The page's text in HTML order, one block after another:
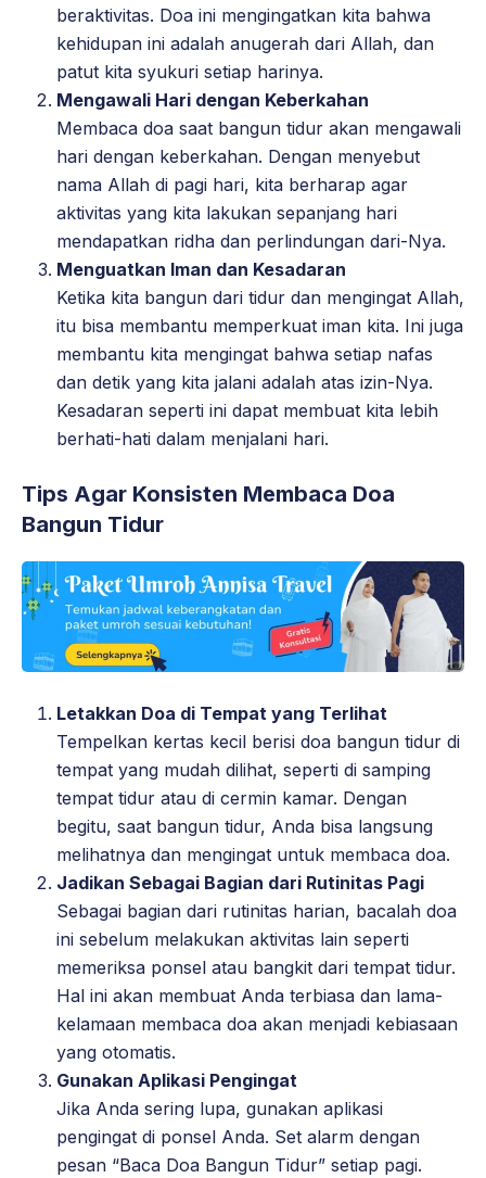
beraktivitas. Doa ini mengingatkan kita bahwa
kehidupan ini adalah anugerah dari Allah, dan
patut kita syukuri setiap harinya.
Mengawali Hari dengan Keberkahan
Membaca doa saat bangun tidur akan mengawali
hari dengan keberkahan. Dengan menyebut
nama Allah di pagi hari, kita berharap agar
aktivitas yang kita lakukan sepanjang hari
mendapatkan ridha dan perlindungan dari-Nya.
Menguatkan Iman dan Kesadaran
Ketika kita bangun dari tidur dan mengingat Allah,
itu bisa membantu memperkuat iman kita. Ini juga
membantu kita mengingat bahwa setiap nafas
dan detik yang kita jalani adalah atas izin-Nya.
Kesadaran seperti ini dapat membuat kita lebih
berhati-hati dalam menjalani hari.
Tips Agar Konsisten Membaca Doa
Bangun Tidur
Letakkan Doa di Tempat yang Terlihat
Tempelkan kertas kecil berisi doa bangun tidur di
tempat yang mudah dilihat, seperti di samping
tempat tidur atau di cermin kamar. Dengan
begitu, saat bangun tidur, Anda bisa langsung
melihatnya dan mengingat untuk membaca doa.
Jadikan Sebagai Bagian dari Rutinitas Pagi
Sebagai bagian dari rutinitas harian, bacalah doa
ini sebelum melakukan aktivitas lain seperti
memeriksa ponsel atau bangkit dari tempat tidur.
Hal ini akan membuat Anda terbiasa dan lama-
kelamaan membaca doa akan menjadi kebiasaan
yang otomatis.
Gunakan Aplikasi Pengingat
Jika Anda sering lupa, gunakan aplikasi
pengingat di ponsel Anda. Set alarm dengan
pesan “Baca Doa Bangun Tidur” setiap pagi.